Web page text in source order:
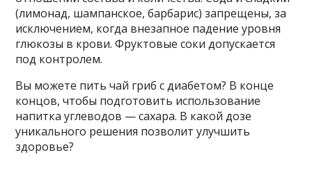
(лимонад, шампанское, барбарис) запрещены, за
исключением, когда внезапное падение уровня
глюкозы в крови. Фруктовые соки допускается
под контролем.
Вы можете пить чай гриб с диабетом? В конце
концов, чтобы подготовить использование
напитка углеводов — сахара. В какой дозе
уникального решения позволит улучшить
здоровье?